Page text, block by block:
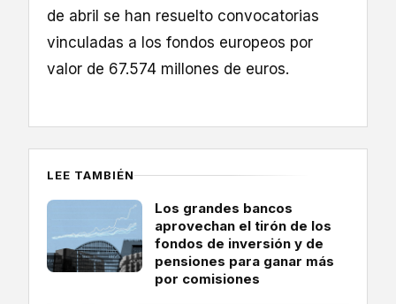
de abril se han resuelto convocatorias
vinculadas a los fondos europeos por
valor de 67.574 millones de euros.
LEE TAMBIÉN
Los grandes bancos
aprovechan el tirón de los
fondos de inversión y de
pensiones para ganar más
por comisiones